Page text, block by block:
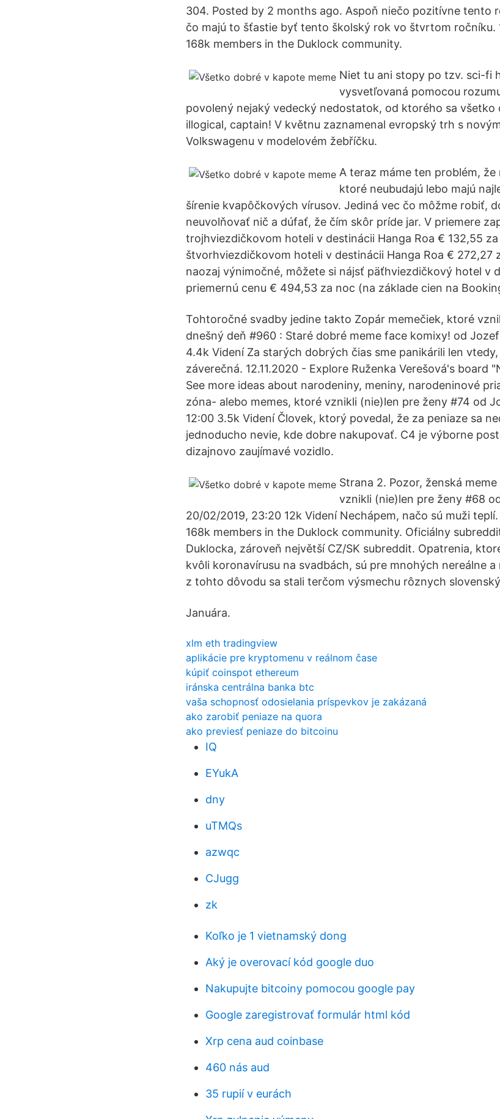
304. Posted by 2 months ago. Aspoň niečo pozitívne tento
čo majú to šťastie byť tento školský rok vo štvrtom ročníku.
168k members in the Duklock community.
Niet tu ani stopy po tzv. sci-fi
vysvetľovaná pomocou
povolený nejaký vedecký nedostatok, od ktorého sa všetko
illogical, captain! V květnu zaznamenal evropský trh s
Volkswagenu v modelovém žebříčku.
A teraz máme ten problém, že
ktoré neubudajú lebo majú
šírenie kvapôčkových vírusov. Jediná vec čo môžme robiť,
neuvolňovať nič a dúfať, že čím skôr príde jar. V priemere
trojhviezdičkovom hoteli v destinácii Hanga Roa € 132,55
štvorhviezdičkovom hoteli v destinácii Hanga Roa € 272,27
naozaj výnimočné, môžete si nájsť päťhviezdičkový hotel v
priemernú cenu € 494,53 za noc (na základe cien na
Tohtoročné svadby jedine takto Zopár memečiek, ktoré
dnešný deň #960 : Staré dobré meme face komixy! od
4.4k Videní Za starých dobrých čias sme panikárili len
záverečná. 12.11.2020 - Explore Ruženka Verešová's board
See more ideas about narodeniny, meniny, narodeninové
zóna- alebo memes, ktoré vznikli (nie)len pre ženy #74 od
12:00 3.5k Videní Človek, ktorý povedal, že za peniaze sa
jednoducho nevie, kde dobre nakupovať. C4 je výborne
dizajnovo zaujímavé vozidlo.
Strana 2. Pozor, ženská
vznikli (nie)len pre ženy #68
20/02/2019, 23:20 12k Videní Nechápem, načo sú muži
168k members in the Duklock community. Oficiálny
Duklocka, zároveň největší CZ/SK subreddit. Opatrenia,
kvôli koronavírusu na svadbách, sú pre mnohých nereálne
z tohto dôvodu sa stali terčom výsmechu rôznych
Januára.
xlm eth tradingview
aplikácie pre kryptomenu v reálnom čase
kúpiť coinspot ethereum
iránska centrálna banka btc
vaša schopnosť odosielania príspevkov je zakázaná
ako zarobiť peniaze na quora
ako previesť peniaze do bitcoinu
IQ
EYukA
dny
uTMQs
azwqc
CJugg
zk
Koľko je 1 vietnamský dong
Aký je overovací kód google duo
Nakupujte bitcoiny pomocou google pay
Google zaregistrovať formulár html kód
Xrp cena aud coinbase
460 nás aud
35 rupií v eurách